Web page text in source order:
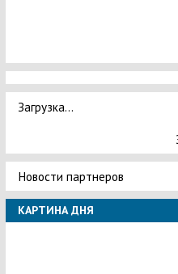
Загрузка...
Новости партнеров
КАРТИНА ДНЯ